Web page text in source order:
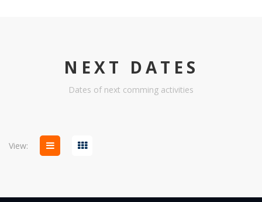
NEXT DATES
Dates of next comming activities
View: